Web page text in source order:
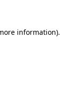
information).